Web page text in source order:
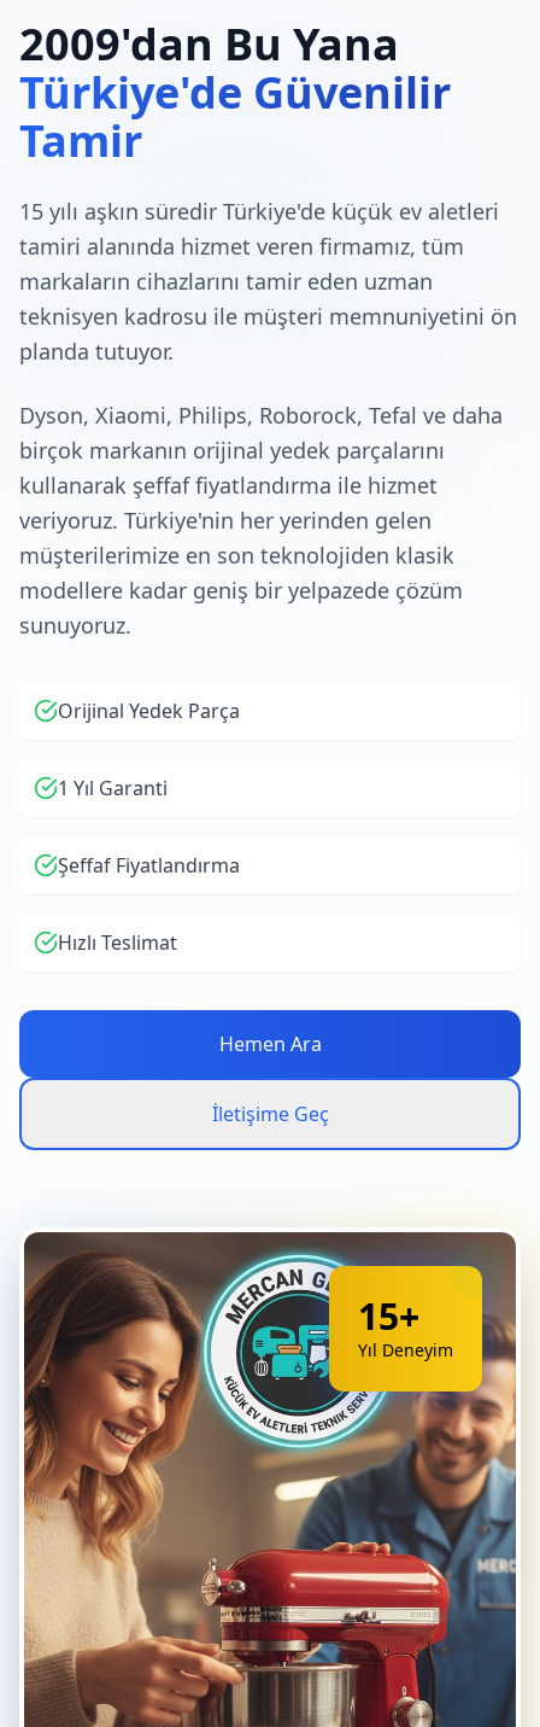
2009'dan Bu Yana
Türkiye'de Güvenilir
Tamir
15 yılı aşkın süredir Türkiye'de küçük ev aletleri
tamiri alanında hizmet veren firmamız, tüm
markaların cihazlarını tamir eden uzman
teknisyen kadrosu ile müşteri memnuniyetini ön
planda tutuyor.
Dyson, Xiaomi, Philips, Roborock, Tefal ve daha
birçok markanın orijinal yedek parçalarını
kullanarak şeffaf fiyatlandırma ile hizmet
veriyoruz. Türkiye'nin her yerinden gelen
müşterilerimize en son teknolojiden klasik
modellere kadar geniş bir yelpazede çözüm
sunuyoruz.
Orijinal Yedek Parça
1 Yıl Garanti
Şeffaf Fiyatlandırma
Hızlı Teslimat
Hemen Ara
İletişime Geç
15+
Yıl Deneyim